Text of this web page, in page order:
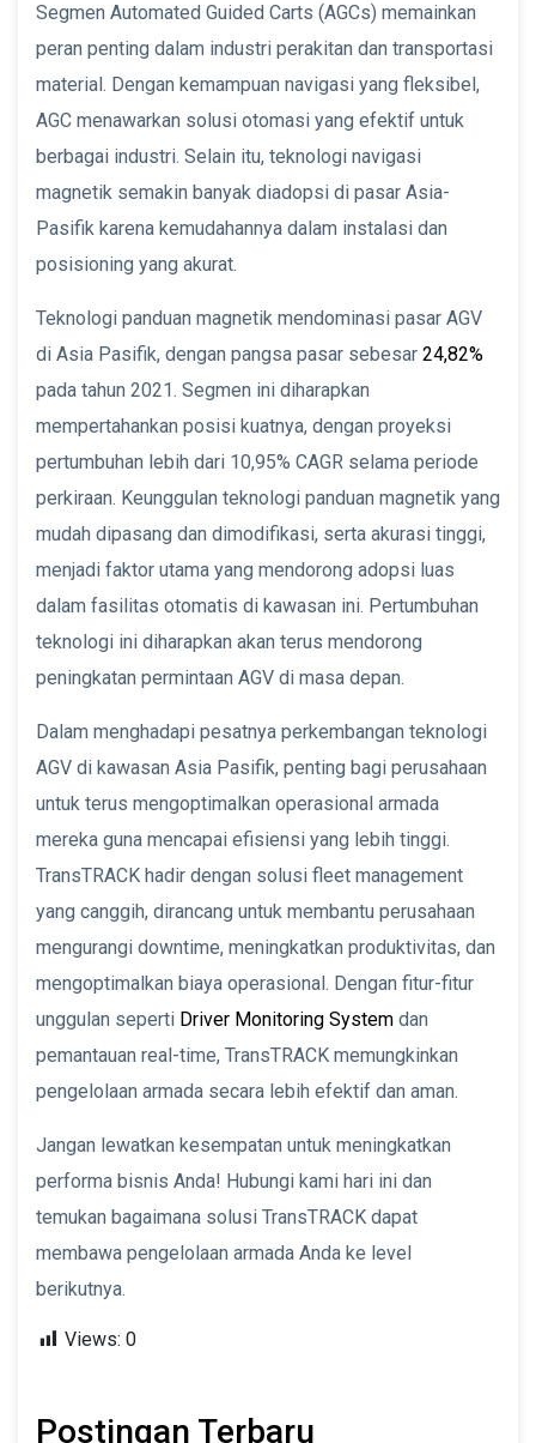
Segmen Automated Guided Carts (AGCs) memainkan
peran penting dalam industri perakitan dan transportasi
material. Dengan kemampuan navigasi yang fleksibel,
AGC menawarkan solusi otomasi yang efektif untuk
berbagai industri. Selain itu, teknologi navigasi
magnetik semakin banyak diadopsi di pasar Asia-
Pasifik karena kemudahannya dalam instalasi dan
posisioning yang akurat.
Teknologi panduan magnetik mendominasi pasar AGV
di Asia Pasifik, dengan pangsa pasar sebesar 24,82%
pada tahun 2021. Segmen ini diharapkan
mempertahankan posisi kuatnya, dengan proyeksi
pertumbuhan lebih dari 10,95% CAGR selama periode
perkiraan. Keunggulan teknologi panduan magnetik yang
mudah dipasang dan dimodifikasi, serta akurasi tinggi,
menjadi faktor utama yang mendorong adopsi luas
dalam fasilitas otomatis di kawasan ini. Pertumbuhan
teknologi ini diharapkan akan terus mendorong
peningkatan permintaan AGV di masa depan.
Dalam menghadapi pesatnya perkembangan teknologi
AGV di kawasan Asia Pasifik, penting bagi perusahaan
untuk terus mengoptimalkan operasional armada
mereka guna mencapai efisiensi yang lebih tinggi.
TransTRACK hadir dengan solusi fleet management
yang canggih, dirancang untuk membantu perusahaan
mengurangi downtime, meningkatkan produktivitas, dan
mengoptimalkan biaya operasional. Dengan fitur-fitur
unggulan seperti Driver Monitoring System dan
pemantauan real-time, TransTRACK memungkinkan
pengelolaan armada secara lebih efektif dan aman.
Jangan lewatkan kesempatan untuk meningkatkan
performa bisnis Anda! Hubungi kami hari ini dan
temukan bagaimana solusi TransTRACK dapat
membawa pengelolaan armada Anda ke level
berikutnya.
Views: 0
Postingan Terbaru